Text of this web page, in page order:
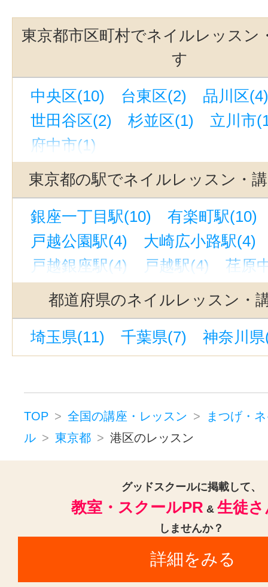
東京都市区町村でネイルレッスン
す
中央区(10) 台東区(2)
品川区(4)
世田谷区(2)
杉並区(1)
立川市
府中市(1)
東京都の駅でネイルレッスン・
銀座一丁目駅(10)
有楽町駅(10)
戸越公園駅(4)
大崎広小路駅(4)
戸越銀座駅(4)
戸越駅(4)
荏原
表参道駅(2)
仲御徒町駅(1)
立
自由が丘駅(東京)(1)
赤坂駅(東
上野御徒町駅(1)
高円寺駅(1)
府中駅(東京)(1)
新高円寺駅(1)
府中本町駅(1)
喜多見駅(東京)(1)
蒲田駅(東京)(1)
南阿佐ケ谷駅(1)
都道府県のネイルレッスン・
埼玉県(11) 千葉県(7) 神奈川
TOP 全国の講座・レッスン
まつげ・
ル
東京都 港区のレッスン
グッドスクールに掲載して、
教室・スクールPR & 生徒
しませんか？
詳細をみる